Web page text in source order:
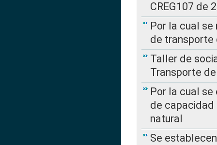
CREG107 de
Por la cual
de transporte
Taller de
Transporte
Por la cual
de capacidad
natural
Se